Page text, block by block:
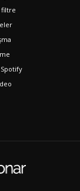
filtre
Spotify